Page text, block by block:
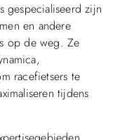
gespecialiseerd zijn
en andere
op de weg. Ze
racefietsers te
tijdens